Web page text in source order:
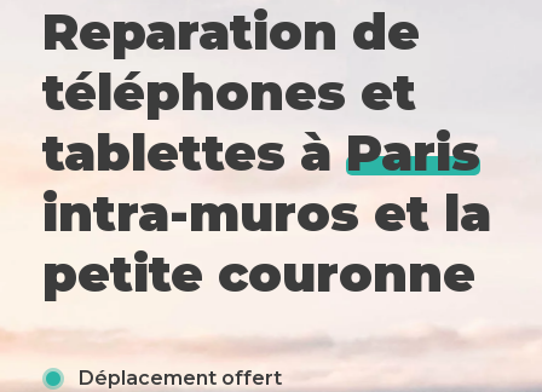
Reparation de
téléphones et
tablettes à Paris
intra-muros et la
petite couronne
Déplacement offert